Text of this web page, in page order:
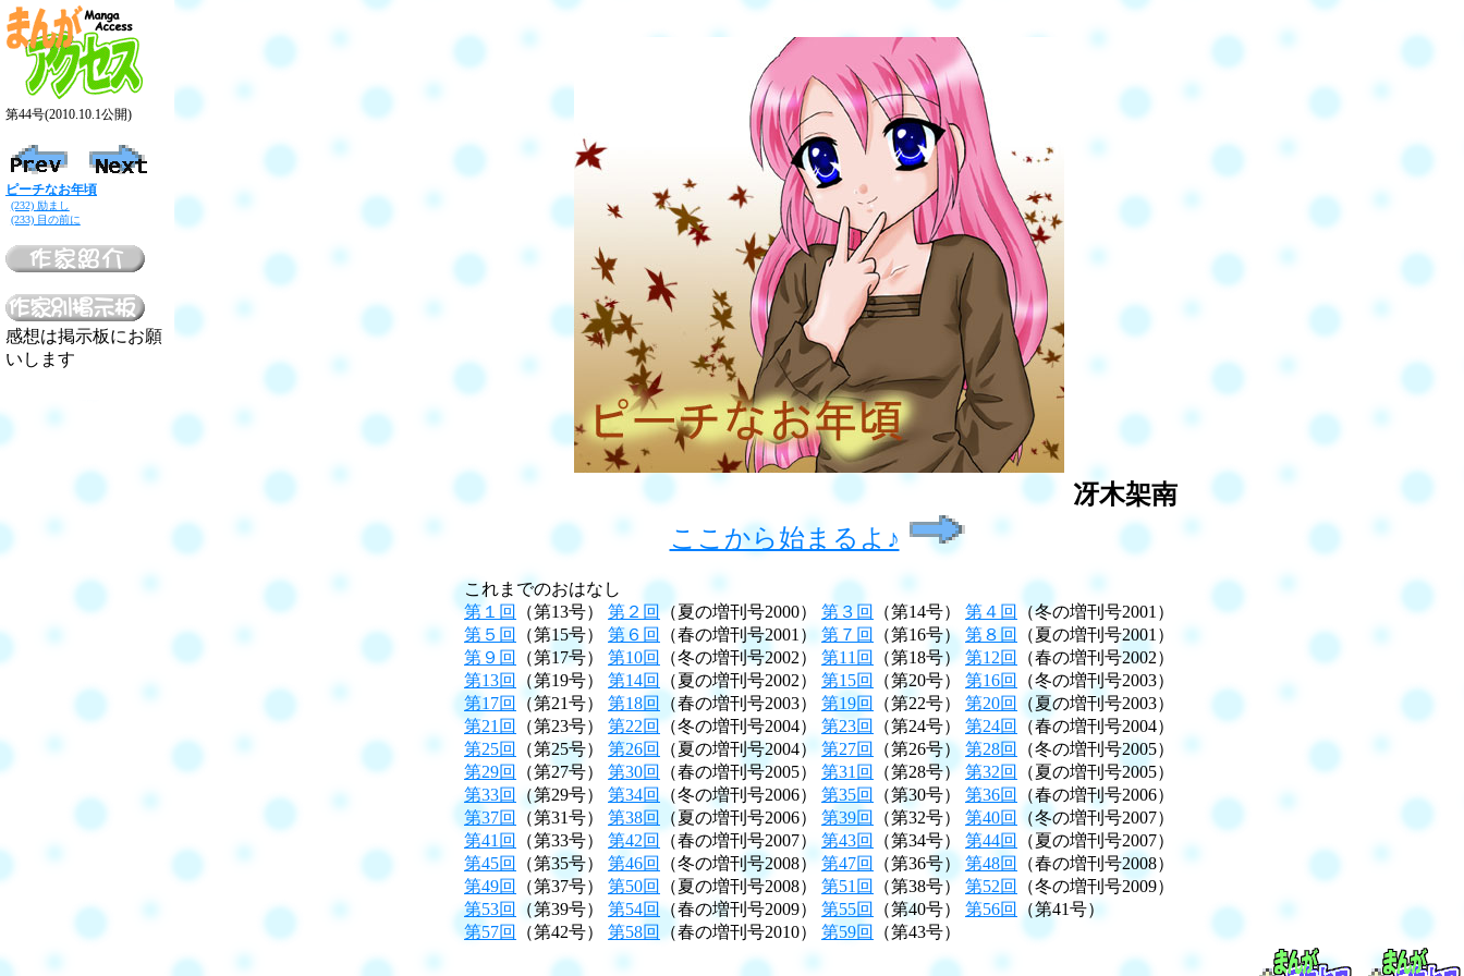
第44号(2010.10.1公開)
ピーチなお年頃
(232) 励まし
(233) 目の前に
感想は掲示板にお願
いします
冴木架南
ここから始まるよ♪
これまでのおはなし
第１回
（第13号） 第２回（夏の増刊号2000） 第３回 （第14号） 第４回
（冬の増刊号2001）
第５回
（第15号） 第６回 （春の増刊号2001） 第７回 （第16号） 第８回
（夏の増刊号2001）
第９回
（第17号） 第10回 （冬の増刊号2002） 第11回 （第18号） 第12回
（春の増刊号2002）
第13回
（第19号） 第14回 （夏の増刊号2002） 第15回 （第20号） 第16回
（冬の増刊号2003）
第17回
（第21号） 第18回 （春の増刊号2003） 第19回 （第22号） 第20回
（夏の増刊号2003）
第21回
（第23号） 第22回（冬の増刊号2004） 第23回 （第24号） 第24回
（春の増刊号2004）
第25回
（第25号） 第26回 （夏の増刊号2004） 第27回 （第26号） 第28回
（冬の増刊号2005）
第29回
（第27号） 第30回 （春の増刊号2005） 第31回 （第28号） 第32回
（夏の増刊号2005）
第33回
（第29号） 第34回（冬の増刊号2006） 第35回 （第30号） 第36回
（春の増刊号2006）
第37回
（第31号） 第38回 （夏の増刊号2006） 第39回 （第32号） 第40回
（冬の増刊号2007）
第41回
（第33号） 第42回 （春の増刊号2007） 第43回 （第34号） 第44回
（夏の増刊号2007）
第45回
（第35号） 第46回 （冬の増刊号2008） 第47回 （第36号） 第48回
（春の増刊号2008）
第49回
（第37号） 第50回 （夏の増刊号2008） 第51回 （第38号） 第52回
（冬の増刊号2009）
第53回
（第39号） 第54回（春の増刊号2009） 第55回 （第40号） 第56回
（第41号）
第57回
（第42号） 第58回 （春の増刊号2010） 第59回 （第43号）